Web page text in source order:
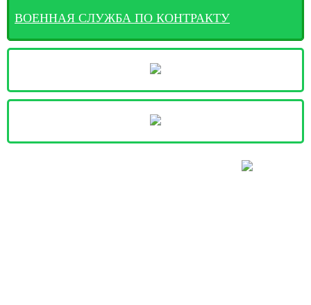
ВОЕННАЯ СЛУЖБА ПО КОНТРАКТУ